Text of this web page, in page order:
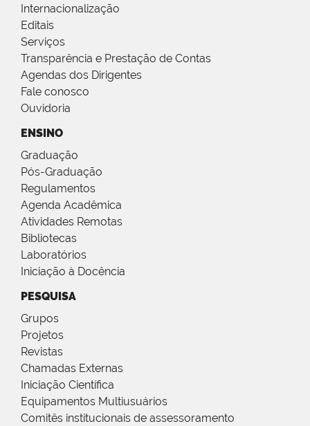
Internacionalização
Editais
Serviços
Transparência e Prestação de Contas
Agendas dos Dirigentes
Fale conosco
Ouvidoria
ENSINO
Graduação
Pós-Graduação
Regulamentos
Agenda Acadêmica
Atividades Remotas
Bibliotecas
Laboratórios
Iniciação à Docência
PESQUISA
Grupos
Projetos
Revistas
Chamadas Externas
Iniciação Científica
Equipamentos Multiusuários
Comitês institucionais de assessoramento